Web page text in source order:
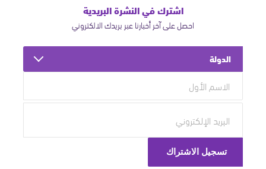
اشترك في النشرة البريدية
احصل على آخر أخبارنا عبر بريدك الالكتروني
الدولة